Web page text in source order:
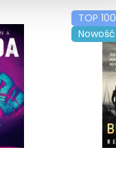
TOP 100
Nowość